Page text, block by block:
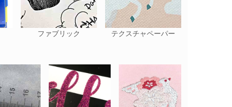
ファブリック テクスチャペーパー